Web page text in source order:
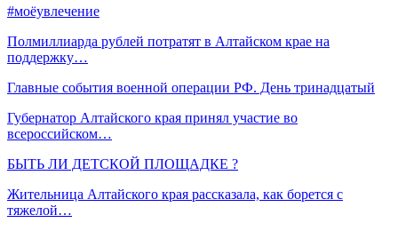
#моёувлечение
Полмиллиарда рублей потратят в Алтайском крае на
поддержку…
Главные события военной операции РФ. День тринадцатый
Губернатор Алтайского края принял участие во
всероссийском…
БЫТЬ ЛИ ДЕТСКОЙ ПЛОЩАДКЕ ?
Жительница Алтайского края рассказала, как борется с
тяжелой…